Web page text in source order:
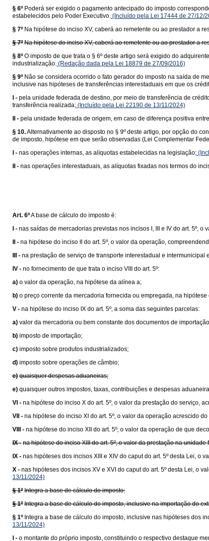
§ 6º Poderá ser exigido o pagamento antecipado do imposto
estabelecidos pelo Poder Executivo. (Incluído pela Lei 17444 de 27/12/
§ 7º Na hipótese do inciso XV, caberá ao remetente ou ao prestador a
§ 7º Na hipótese do inciso XV, caberá ao remetente ou ao prestador a
§ 8º O imposto de que trata o § 6º deste artigo será exigido do
industrialização. (Redação dada pela Lei 18879 de 27/09/2016)
§ 9º Não se considera ocorrido o fato gerador do imposto na saída de
inclusive nas hipóteses de transferências interestaduais em que os
I - pela unidade federada de destino, por meio de transferência de
transferência realizada; (Incluído pela Lei 22190 de 13/11/2024)
II - pela unidade federada de origem, em caso de diferença positiva
§ 10.Alternativamente ao disposto no § 9º deste artigo, por opção do
de imposto, hipótese em que serão observadas (Lei Complementar
I - nas operações internas, as alíquotas estabelecidas na legislação;
II - nas operações interestaduais, as alíquotas fixadas nos termos do
Art. 6ºA base de cálculo do imposto é:
I - nas saídas de mercadorias previstas nos incisos I, III e IV do art. 5º, o
II - na hipótese do inciso II do art. 5º, o valor da operação,
III - na prestação de serviço de transporte interestadual e intermunicipal
IV - no fornecimento de que trata o inciso VIII do art. 5º:
a) o valor da operação, na hipótese da alínea a;
b) o preço corrente da mercadoria fornecida ou empregada, na hipótese
V - na hipótese do inciso IX do art. 5º, a soma das seguintes parcelas:
a) valor da mercadoria ou bem constante dos documentos de
b) imposto de importação;
c) imposto sobre produtos industrializados;
d) imposto sobre operações de câmbio;
e) quaisquer despesas aduaneiras;
e) quaisquer outros impostos, taxas, contribuições e despesas
VI - na hipótese do inciso X do art. 5º, o valor da prestação do serviço,
VII - na hipótese do inciso XI do art. 5º, o valor da operação acrescido
VIII - na hipótese do inciso XII do art. 5º, o valor da operação de que
IX - na hipótese do inciso XIII do art. 5º, o valor da prestação na unidade
IX - nas hipóteses dos incisos XIII e XIV do caput do art. 5º desta Lei, o
X - nas hipóteses dos incisos XV e XVI do caput do art. 5º desta Lei, o
13/11/2024)
§ 1º Integra a base de cálculo do imposto:
§ 1º Integra a base de cálculo do imposto, inclusive na importação do
§ 1º Integra a base de cálculo do imposto, inclusive nas hipóteses dos
13/11/2024)
I - o montante do próprio imposto, constituindo o respectivo destaque